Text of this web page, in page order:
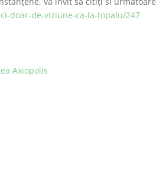
doar-de-viziune-ca-la-topalu/247
Axiopolis